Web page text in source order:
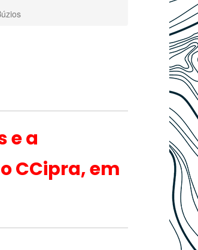
e a
CCipra, em